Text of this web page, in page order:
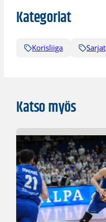
Kategoriat
Korisliiga Sarjat
Katso myös